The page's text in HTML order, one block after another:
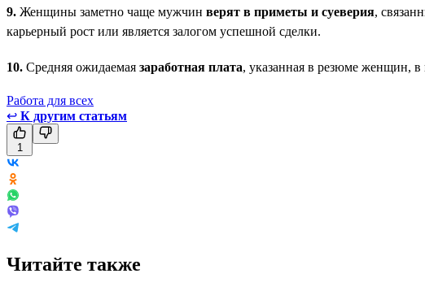
9. Женщины заметно чаще мужчин верят в приметы и суеверия,
карьерный рост или является залогом успешной сделки.
10. Средняя ожидаемая заработная плата, указанная в резюме женщин, в
Работа для всех
↩ К другим статьям
1
Читайте также